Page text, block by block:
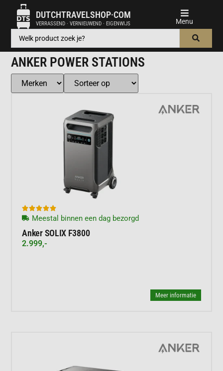
DUTCHTRAVELSHOP·COM
VERRASSEND · VERNIEUWEND · EIGENWIJS
ANKER POWER STATIONS

Meestal binnen een dag bezorgd
Anker SOLIX F3800
2.999,-
Meer informatie